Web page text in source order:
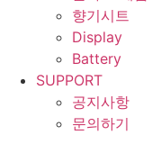
향기시트
Display
Battery
SUPPORT
공지사항
문의하기